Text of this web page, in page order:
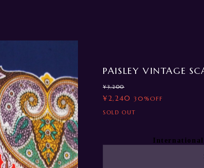
PAISLEY VINTAGE
¥3,200
¥2,240 30%OFF
SOLD OUT